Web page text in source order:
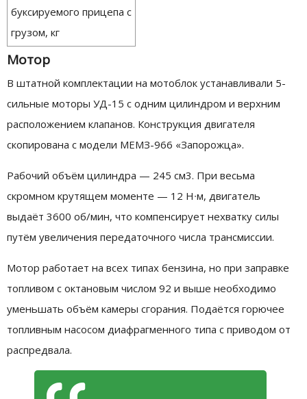
буксируемого прицепа с
грузом, кг
Мотор
В штатной комплектации на мотоблок устанавливали 5-
сильные моторы УД-15 с одним цилиндром и верхним
расположением клапанов. Конструкция двигателя
скопирована с модели МЕМЗ-966 «Запорожца».
Рабочий объём цилиндра — 245 см3. При весьма
скромном крутящем моменте — 12 Н∙м, двигатель
выдаёт 3600 об/мин, что компенсирует нехватку силы
путём увеличения передаточного числа трансмиссии.
Мотор работает на всех типах бензина, но при заправке
топливом с октановым числом 92 и выше необходимо
уменьшать объём камеры сгорания. Подаётся горючее
топливным насосом диафрагменного типа с приводом от
распредвала.